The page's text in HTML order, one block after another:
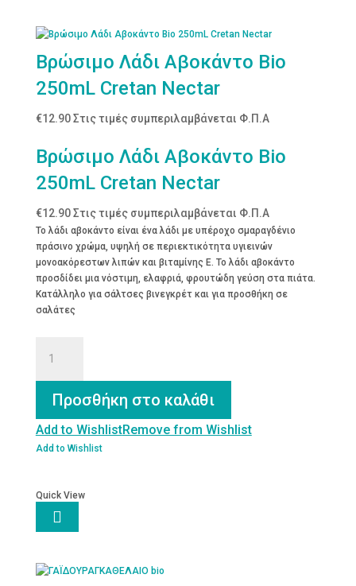
Βρώσιμο Λάδι Αβοκάντο Bio
250mL Cretan Nectar
€12.90 Στις τιμές συμπεριλαμβάνεται Φ.Π.Α
Βρώσιμο Λάδι Αβοκάντο Bio
250mL Cretan Nectar
€12.90 Στις τιμές συμπεριλαμβάνεται Φ.Π.Α
Το λάδι αβοκάντο είναι ένα λάδι με υπέροχο σμαραγδένιο
πράσινο χρώμα, υψηλή σε περιεκτικότητα υγιεινών
μονοακόρεστων λιπών και βιταμίνης Ε. Το λάδι αβοκάντο
προσδίδει μια νόστιμη, ελαφριά, φρουτώδη γεύση στα πιάτα.
Κατάλληλο για σάλτσες βινεγκρέτ και για προσθήκη σε
σαλάτες
Λάδι
250mL
Cretan
Nectar
ποσότητα
Προσθήκη στο καλάθι
Add to WishlistRemove from Wishlist
Add to Wishlist
Quick View
